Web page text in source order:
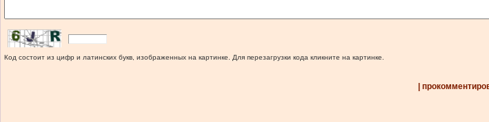
Код состоит из цифр и латинских букв, изображенных на картинке. Для перезагрузки кода кликните на картинке.
|